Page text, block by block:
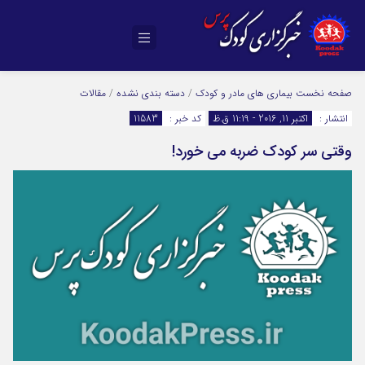
صفحه نخست بیماری های مادر و کودک / دسته بندی نشده / مقالات
انتشار :
اکتبر 11, 2016 - 11:19 ق.ظ کد خبر : 11583
وقتی سر کودک ضربه می‌ خورد!